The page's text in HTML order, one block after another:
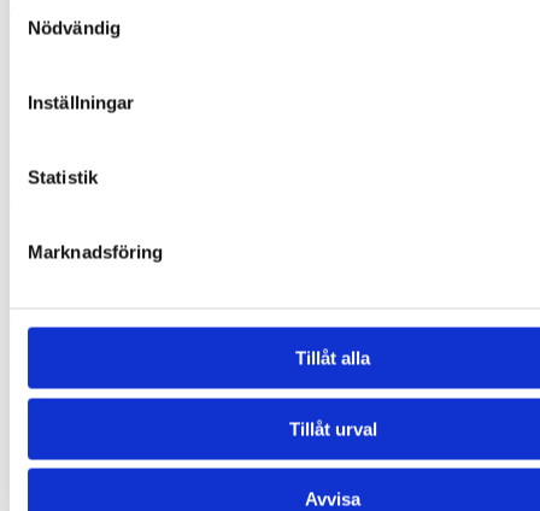
Nödvändig
Inställningar
Statistik
Marknadsföring
Tillåt alla
Tillåt urval
Avvisa
därmed undvika att ljus kommer in från sidorna. Det är just
andra tätt vävda lager.
ett mönster som innebär att du vid beställning måste välja om
Instruktioner
glasögonskalmen genom de två hålen och näskuddarna
genom det tredje hålet. Om glasögonen inte har näskuddar
använder man resåret på ögonlappen.
Du kan se instruktioner till hur man fäster den på glasögonen
Vägledning för ögonlappar‘.
Storlek